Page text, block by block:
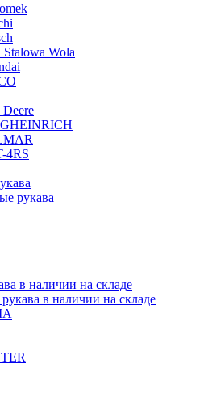
Wola
4RS
рукава
в наличии на складе
в наличии на складе